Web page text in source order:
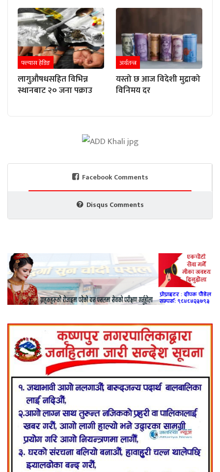
फ्ल्यास हेडिङ
लागुऔषधसहित विभिन्न
स्थानबाट २० जना पक्राउ
अर्थतन्त्र
यस्तो छ आज विदेशी मुद्राको
विनिमय दर
Facebook Comments
Disqus Comments